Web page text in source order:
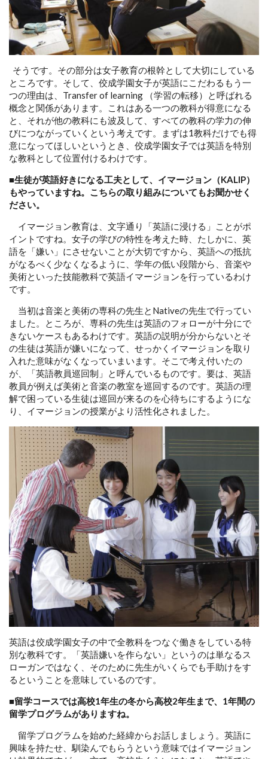
そうです。その部分は女子教育の根幹として大切にしている
ところです。そして、佼成学園女子が英語にこだわるもう一
つの理由は、Transfer of learning （学習の転移）と呼ばれる
概念と関係があります。これはある一つの教科が得意になる
と、それが他の教科にも波及して、すべての教科の学力の伸
びにつながっていくという考えです。まずは1教科だけでも得
意になってほしいというとき、佼成学園女子では英語を特別
な教科として位置付けるわけです。
■生徒が英語好きになる工夫として、イマージョン（KALIP）
もやっていますね。こちらの取り組みについてもお聞かせく
ださい。
イマージョン教育は、文字通り「英語に浸ける」ことがポ
イントですね。女子の学びの特性を考えた時、たしかに、英
語を「嫌い」にさせないことが大切ですから、英語への抵抗
がなるべく少なくなるように、学年の低い段階から、音楽や
美術といった技能教科で英語イマージョンを行っているわけ
です。
当初は音楽と美術の専科の先生とNativeの先生で行ってい
ました。ところが、専科の先生は英語のフォローが十分にで
きないケースもあるわけです。英語の説明が分からないとそ
の生徒は英語が嫌いになって、せっかくイマージョンを取り
入れた意味がなくなっていまいます。そこで考え付いたの
が、「英語教員巡回制」と呼んでいるものです。要は、英語
教員が例えば美術と音楽の教室を巡回するのです。英語の理
解で困っている生徒は巡回が来るのを心待ちにするようにな
り、イマージョンの授業がより活性化されました。
英語は佼成学園女子の中で全教科をつなぐ働きをしている特
別な教科です。「英語嫌いを作らない」というのは単なるス
ローガンではなく、そのために先生がいくらでも手助けをす
るということを意味しているのです。
■留学コースでは高校1年生の冬から高校2年生まで、1年間の
留学プログラムがありますね。
留学プログラムを始めた経緯からお話しましょう。英語に
興味を持たせ、馴染んでもらうという意味ではイマージョン